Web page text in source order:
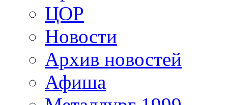
ЦОР
Новости
Архив новостей
Афиша